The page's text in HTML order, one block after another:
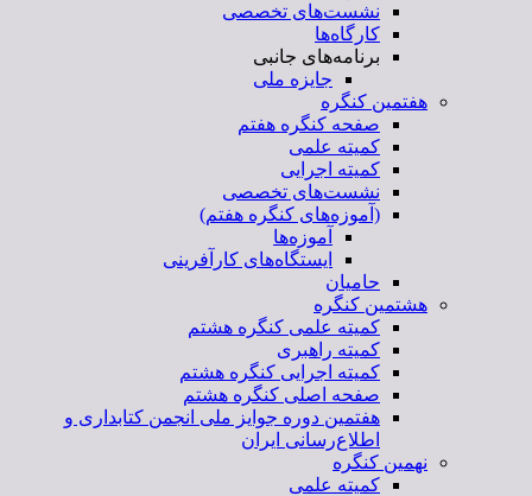
نشست‌های تخصصی
کارگاه‌ها
برنامه‌های جانبی
جایزه ملی
هفتمین کنگره
صفحه کنگره هفتم
کمیته علمی
کمیته اجرایی
نشست‌های تخصصی
(آموزه‌های کنگره هفتم)
آموزه‌ها
ایستگاه‌های کارآفرینی
حامیان
هشتمین کنگره
کمیته علمی کنگره هشتم
کمیته راهبری
کمیته اجرایی کنگره هشتم
صفحه اصلی کنگره هشتم
هفتمین دوره جوایز ملی انجمن کتابداری و
اطلاع‌رسانی ایران
نهمین کنگره
کمیته علمی